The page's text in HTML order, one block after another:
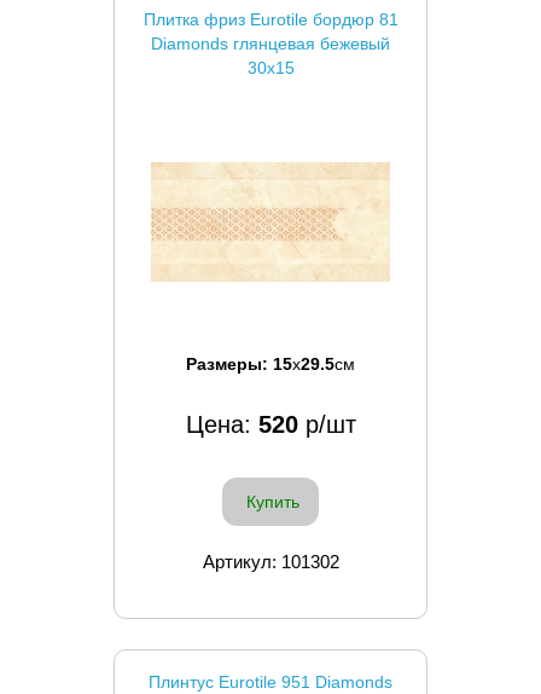
Плитка фриз Eurotile бордюр 81
Diamonds глянцевая бежевый
30x15
Размеры: 15x29.5см
Цена: 520р/шт
Купить
Артикул: 101302
Плинтус Eurotile 951 Diamonds